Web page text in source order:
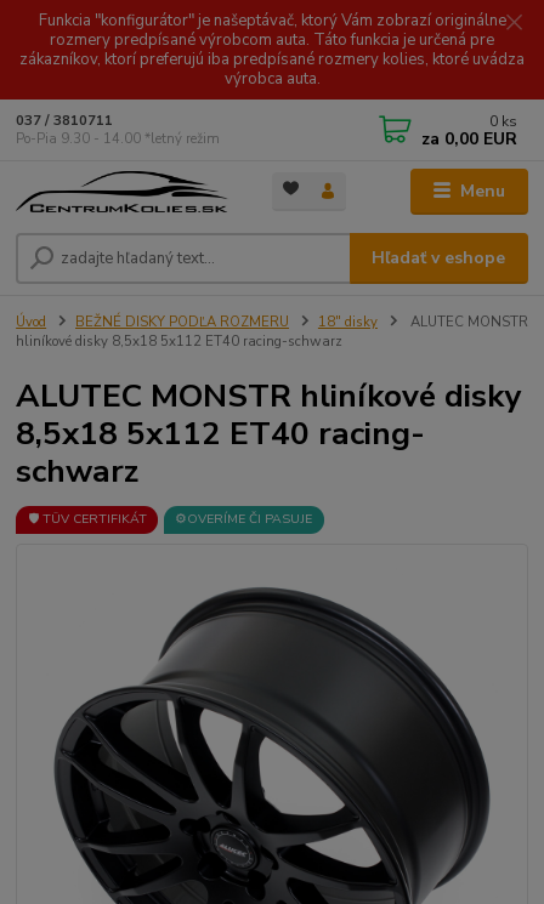
Funkcia "konfigurátor" je našeptávač, ktorý Vám zobrazí originálne
rozmery predpísané výrobcom auta. Táto funkcia je určená pre
zákazníkov, ktorí preferujú iba predpísané rozmery kolies, ktoré uvádza
výrobca auta.
Menu
Hľadať v eshope
037 / 3810711
Po-Pia 9.30 - 14.00 *letný režim
0 ks
za 0,00 EUR
Úvod BEŽNÉ DISKY PODĽA ROZMERU 18" disky
ALUTEC MONSTR
hliníkové disky 8,5x18 5x112 ET40 racing-schwarz
ALUTEC MONSTR hliníkové disky
8,5x18 5x112 ET40 racing-
schwarz
🛡️ TÜV CERTIFIKÁT ⚙️OVERÍME ČI PASUJE